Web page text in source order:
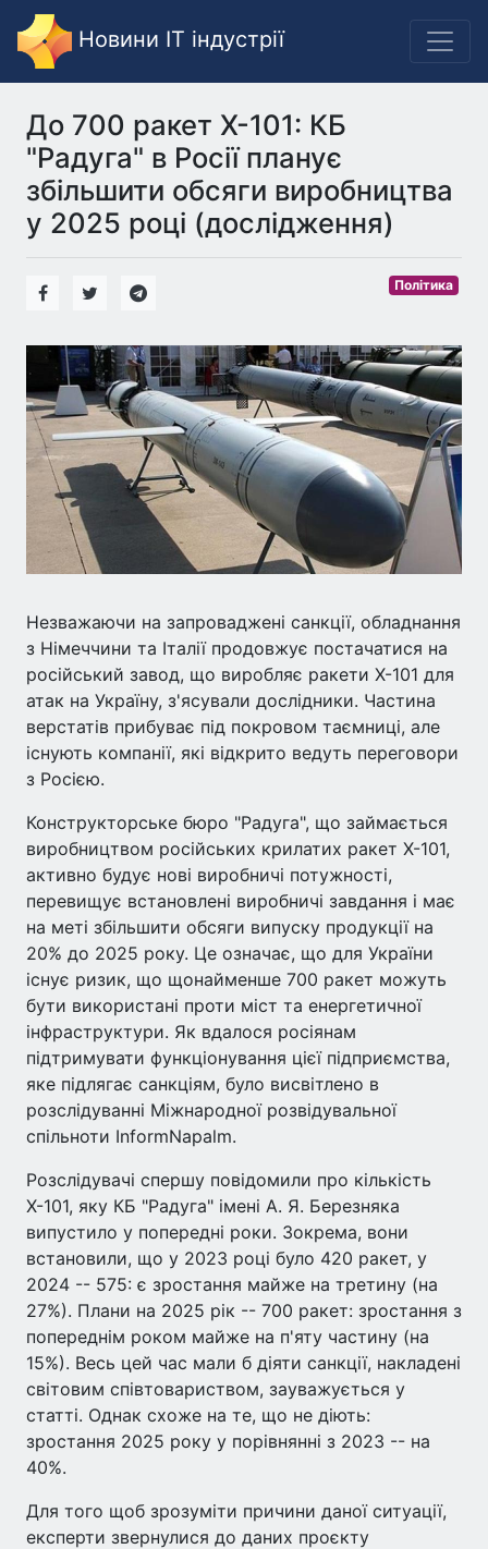
Новини IT індустрії
До 700 ракет Х-101: КБ
"Радуга" в Росії планує
збільшити обсяги виробництва
у 2025 році (дослідження)
Політика
Незважаючи на запроваджені санкції, обладнання
з Німеччини та Італії продовжує постачатися на
російський завод, що виробляє ракети Х-101 для
атак на Україну, з'ясували дослідники. Частина
верстатів прибуває під покровом таємниці, але
існують компанії, які відкрито ведуть переговори
з Росією.
Конструкторське бюро "Радуга", що займається
виробництвом російських крилатих ракет Х-101,
активно будує нові виробничі потужності,
перевищує встановлені виробничі завдання і має
на меті збільшити обсяги випуску продукції на
20% до 2025 року. Це означає, що для України
існує ризик, що щонайменше 700 ракет можуть
бути використані проти міст та енергетичної
інфраструктури. Як вдалося росіянам
підтримувати функціонування цієї підприємства,
яке підлягає санкціям, було висвітлено в
розслідуванні Міжнародної розвідувальної
спільноти InformNapalm.
Розслідувачі спершу повідомили про кількість
Х-101, яку КБ "Радуга" імені А. Я. Березняка
випустило у попередні роки. Зокрема, вони
встановили, що у 2023 році було 420 ракет, у
2024 -- 575: є зростання майже на третину (на
27%). Плани на 2025 рік -- 700 ракет: зростання з
попереднім роком майже на п'яту частину (на
15%). Весь цей час мали б діяти санкції, накладені
світовим співтовариством, зауважується у
статті. Однак схоже на те, що не діють:
зростання 2025 року у порівнянні з 2023 -- на
40%.
Для того щоб зрозуміти причини даної ситуації,
експерти звернулися до даних проєкту